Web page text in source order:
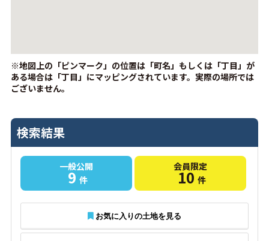
※地図上の「ピンマーク」の位置は「町名」もしくは「丁目」が
ある場合は「丁目」にマッピングされています。 実際の場所では
ございません。
検索結果
一般公開
9 件
会員限定
10 件
お気に入りの土地を見る